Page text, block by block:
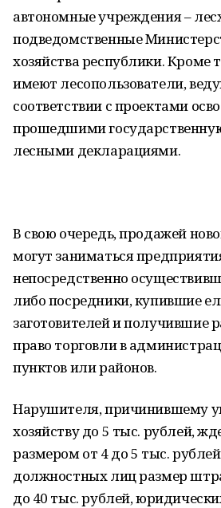
автономные учреждения –
подведомственные
хозяйства республики. Кроме
имеют лесопользователи,
соответствии с проектами
прошедшими
лесными декларациями.
В свою очередь, продажей
могут заниматься
непосредственно
либо посредники, купившие
заготовителей и получившие
право торговли в
пунктов или районов.
Нарушителя, причинившему
хозяйству до 5 тыс. рублей,
размером от 4 до 5 тыс.
должностных лиц размер
до 40 тыс. рублей,